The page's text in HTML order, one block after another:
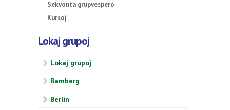
Sekvonta grupvespero
Kursoj
Lokaj grupoj
Lokaj grupoj
Bamberg
Berlin